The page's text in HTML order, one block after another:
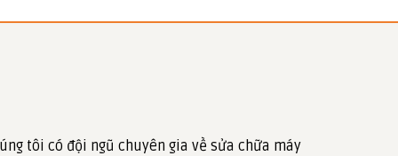
tôi có đội ngũ chuyên gia về sửa chữa máy